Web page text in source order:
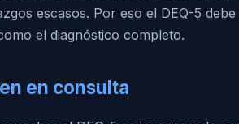
escasos. Por eso el DEQ-5
el diagnóstico completo.
en consulta